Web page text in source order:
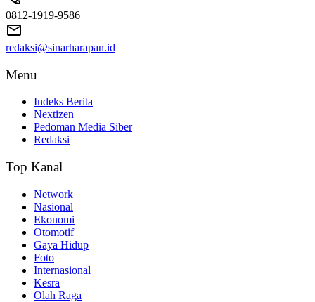
0812-1919-9586
redaksi@sinarharapan.id
Menu
Indeks Berita
Nextizen
Pedoman Media Siber
Redaksi
Top Kanal
Network
Nasional
Ekonomi
Otomotif
Gaya Hidup
Foto
Internasional
Kesra
Olah Raga